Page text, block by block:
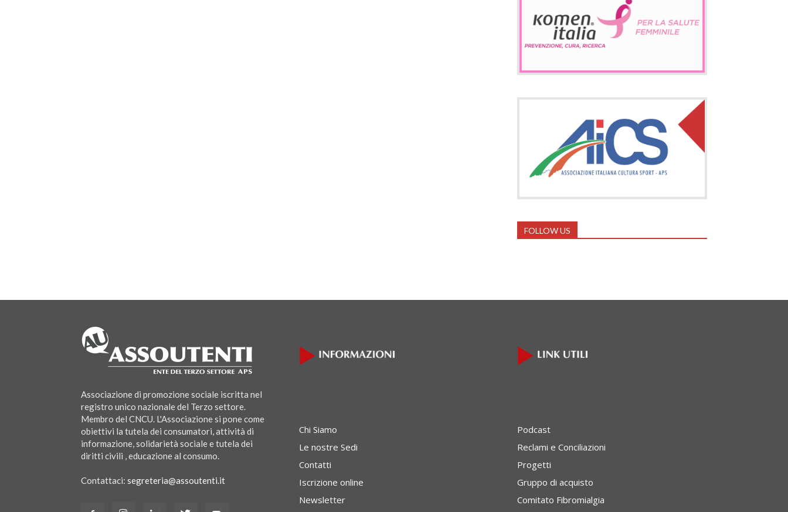
FOLLOW US
Associazione di promozione sociale iscritta nel
registro unico nazionale del Terzo settore.
Membro del CNCU. L'Associazione si pone come
obiettivi la tutela dei consumatori, attività di
informazione, solidarietà sociale e tutela dei
diritti civili , educazione al consumo.
Contattaci: segreteria@assoutenti.it
Chi Siamo
Le nostre Sedi
Contatti
Iscrizione online
Newsletter
Podcast
Reclami e Conciliazioni
Progetti
Gruppo di acquisto
Comitato Fibromialgia